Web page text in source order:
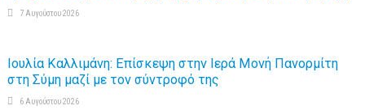
7 Αυγούστου 2026
Ιουλία Καλλιμάνη: Επίσκεψη στην Ιερά Μονή Πανορμίτη
στη Σύμη μαζί με τον σύντροφό της
6 Αυγούστου 2026